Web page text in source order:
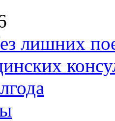
лишних